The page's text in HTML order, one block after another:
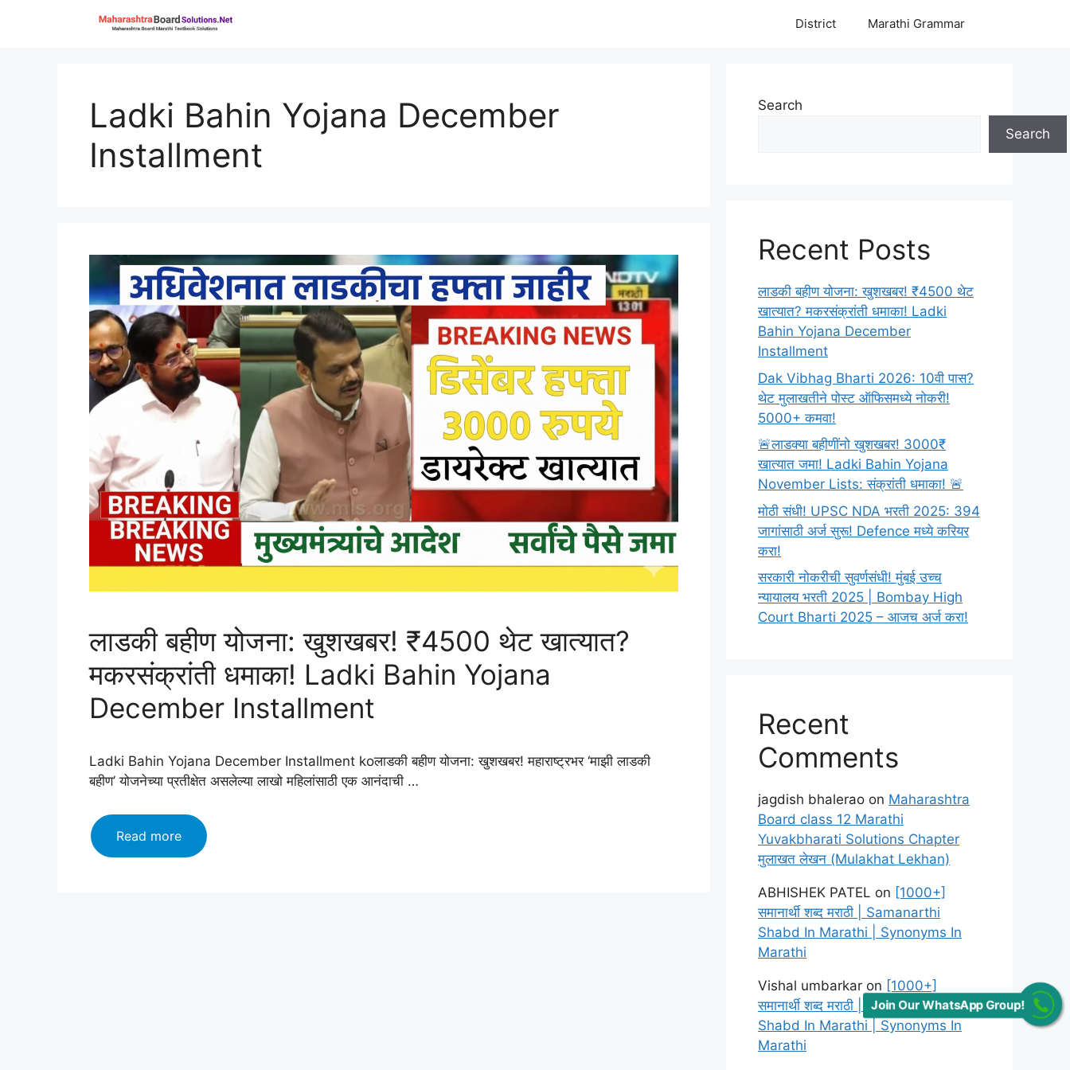
District Marathi Grammar
Ladki Bahin Yojana December
Installment
लाडकी बहीण योजना: खुशखबर! ₹4500 थेट खात्यात?
मकरसंक्रांती धमाका! Ladki Bahin Yojana
December Installment
Ladki Bahin Yojana December Installment koलाडकी बहीण योजना: खुशखबर! महाराष्ट्रभर ‘माझी लाडकी
बहीण’ योजनेच्या प्रतीक्षेत असलेल्या लाखो महिलांसाठी एक आनंदाची …
Read moreलाडकी
बहीण
Search
Search
Recent Posts
लाडकी बहीण योजना: खुशखबर! ₹4500 थेट
खात्यात? मकरसंक्रांती धमाका! Ladki
Bahin Yojana December
Installment
Dak Vibhag Bharti 2026: 10वी पास?
थेट मुलाखतीने पोस्ट ऑफिसमध्ये नोकरी!
5000+ कमवा!
🚨लाडक्या बहीणींनो खुशखबर! 3000₹
खात्यात जमा! Ladki Bahin Yojana
November Lists: संक्रांती धमाका! 🚨
मोठी संधी! UPSC NDA भरती 2025: 394
जागांसाठी अर्ज सुरू! Defence मध्ये करियर
करा!
सरकारी नोकरीची सुवर्णसंधी! मुंबई उच्च
न्यायालय भरती 2025 | Bombay High
Court Bharti 2025 – आजच अर्ज करा!
Recent
Comments
jagdish bhalerao on Maharashtra
Board class 12 Marathi
Yuvakbharati Solutions Chapter
मुलाखत लेखन (Mulakhat Lekhan)
ABHISHEK PATEL on [1000+]
समानार्थी शब्द मराठी | Samanarthi
Shabd In Marathi | Synonyms In
Marathi
Vishal umbarkar on [1000+]
समानार्थी शब्द मराठी | Samanarthi
Shabd In Marathi | Synonyms In
Marathi
Join Our WhatsApp Group!